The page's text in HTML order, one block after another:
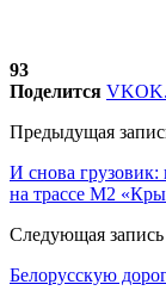
93
Поделится VK
Предыдущая
И снова
на трассе М2
Следующая запись
Белорусскую